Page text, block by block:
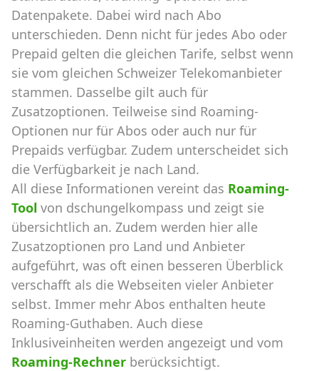
Datenpakete. Dabei wird nach Abo
unterschieden. Denn nicht für jedes Abo oder
Prepaid gelten die gleichen Tarife, selbst wenn
sie vom gleichen Schweizer Telekomanbieter
stammen. Dasselbe gilt auch für
Zusatzoptionen. Teilweise sind Roaming-
Optionen nur für Abos oder auch nur für
Prepaids verfügbar. Zudem unterscheidet sich
die Verfügbarkeit je nach Land.
All diese Informationen vereint das Roaming-
Tool von dschungelkompass und zeigt sie
übersichtlich an. Zudem werden hier alle
Zusatzoptionen pro Land und Anbieter
aufgeführt, was oft einen besseren Überblick
verschafft als die Webseiten vieler Anbieter
selbst. Immer mehr Abos enthalten heute
Roaming-Guthaben. Auch diese
Inklusiveinheiten werden angezeigt und vom
Roaming-Rechner berücksichtigt.